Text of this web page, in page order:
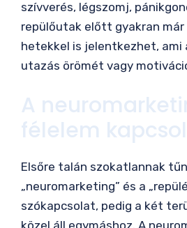
szívverés, légszomj,
repülőutak előtt gyakran már
hetekkel is jelentkezhet, ami
utazás örömét vagy
A
félelem
Elsőre talán szokatlannak
„neuromarketing” és a
szókapcsolat, pedig a két
közel áll egymáshoz. A